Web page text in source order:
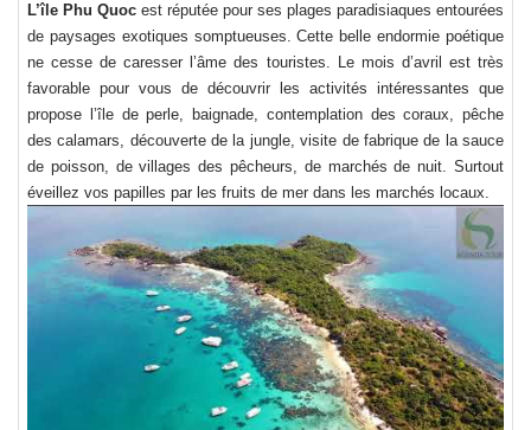
L’île Phu Quoc est réputée pour ses plages paradisiaques entourées
de paysages exotiques somptueuses. Cette belle endormie poétique
ne cesse de caresser l’âme des touristes. Le mois d’avril est très
favorable pour vous de découvrir les activités intéressantes que
propose l’île de perle, baignade, contemplation des coraux, pêche
des calamars, découverte de la jungle, visite de fabrique de la sauce
de poisson, de villages des pêcheurs, de marchés de nuit. Surtout
éveillez vos papilles par les fruits de mer dans les marchés locaux.